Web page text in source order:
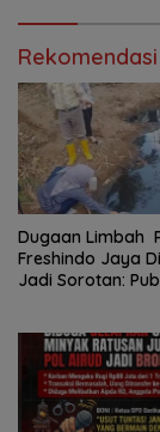
Dugaan Limbah
Freshindo Jaya
Jadi Sorotan: